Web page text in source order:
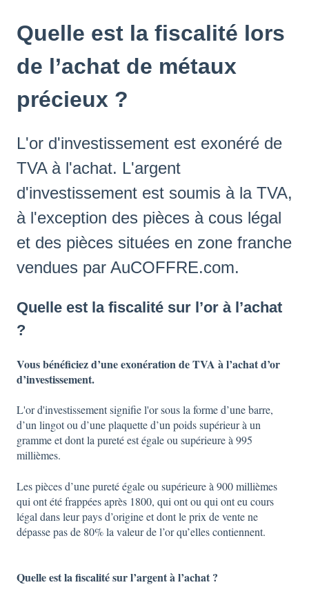
Quelle est la fiscalité lors
de l’achat de métaux
précieux ?
L'or d'investissement est exonéré de
TVA à l'achat. L'argent
d'investissement est soumis à la TVA,
à l'exception des pièces à cous légal
et des pièces situées en zone franche
vendues par AuCOFFRE.com.
Quelle est la fiscalité sur l’or à l’achat
?
Vous bénéficiez d’une exonération de TVA à l’achat d’or
d’investissement.
L'or d'investissement signifie l'or sous la forme d’une barre,
d’un lingot ou d’une plaquette d’un poids supérieur à un
gramme et dont la pureté est égale ou supérieure à 995
millièmes.
Les pièces d’une pureté égale ou supérieure à 900 millièmes
qui ont été frappées après 1800, qui ont ou qui ont eu cours
légal dans leur pays d’origine et dont le prix de vente ne
dépasse pas de 80% la valeur de l’or qu’elles contiennent.
Quelle est la fiscalité sur l’argent à l’achat ?